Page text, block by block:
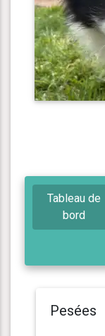
Tableau de
bord
Pesées